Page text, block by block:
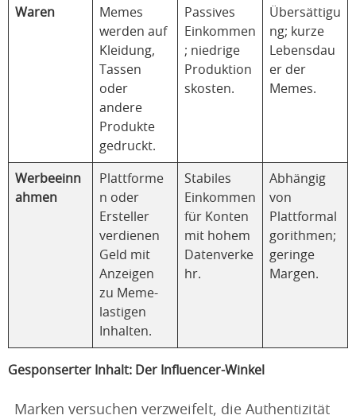
Waren
Memes
werden auf
Kleidung,
Tassen
oder
andere
Produkte
gedruckt.
Passives
Einkommen
; niedrige
Produktion
skosten.
Übersättigu
ng; kurze
Lebensdau
er der
Memes.
Werbeeinn
ahmen
Plattforme
n oder
Ersteller
verdienen
Geld mit
Anzeigen
zu Meme-
lastigen
Inhalten.
Stabiles
Einkommen
für Konten
mit hohem
Datenverke
hr.
Abhängig
von
Plattformal
gorithmen;
geringe
Margen.
Gesponserter Inhalt: Der Influencer-Winkel
Marken versuchen verzweifelt, die Authentizität